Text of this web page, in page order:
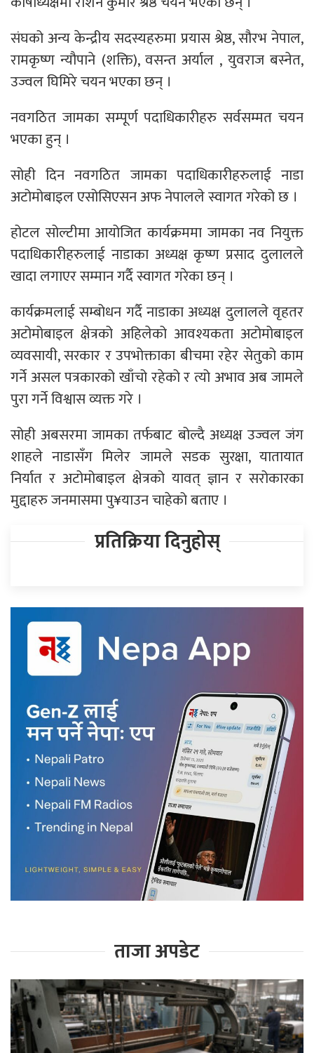
संघको अन्य केन्द्रीय सदस्यहरुमा प्रयास श्रेष्ठ, सौरभ नेपाल,
रामकृष्ण न्यौपाने (शक्ति), वसन्त अर्याल , युवराज बस्नेत,
उज्वल घिमिरे चयन भएका छन् ।
नवगठित जामका सम्पूर्ण पदाधिकारीहरु सर्वसम्मत चयन
भएका हुन् ।
सोही दिन नवगठित जामका पदाधिकारीहरुलाई नाडा
अटोमोबाइल एसोसिएसन अफ नेपालले स्वागत गरेको छ ।
होटल सोल्टीमा आयोजित कार्यक्रममा जामका नव नियुक्त
पदाधिकारीहरुलाई नाडाका अध्यक्ष कृष्ण प्रसाद दुलालले
खादा लगाएर सम्मान गर्दै स्वागत गरेका छन् ।
कार्यक्रमलाई सम्बोधन गर्दै नाडाका अध्यक्ष दुलालले वृहतर
अटोमोबाइल क्षेत्रको अहिलेको आवश्यकता अटोमोबाइल
व्यवसायी, सरकार र उपभोक्ताका बीचमा रहेर सेतुको काम
गर्ने असल पत्रकारको खाँचो रहेको र त्यो अभाव अब जामले
पुरा गर्ने विश्वास व्यक्त गरे ।
सोही अबसरमा जामका तर्फबाट बोल्दै अध्यक्ष उज्वल जंग
शाहले नाडासँग मिलेर जामले सडक सुरक्षा, यातायात
निर्यात र अटोमोबाइल क्षेत्रको यावत् ज्ञान र सरोकारका
मुद्दाहरु जनमासमा पु¥याउन चाहेको बताए ।
प्रतिक्रिया दिनुहोस्
ताजा अपडेट